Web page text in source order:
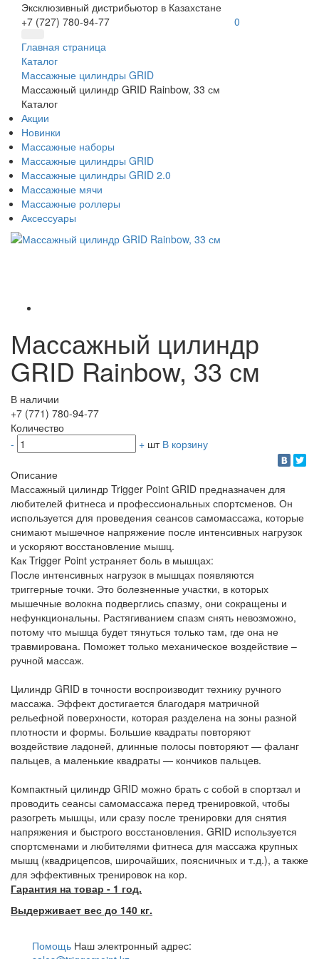
Эксклюзивный дистрибьютор в Казахстане
+7 (727) 780-94-77
0
Главная страница
Каталог
Массажные цилиндры GRID
Массажный цилиндр GRID Rainbow, 33 см
Каталог
Акции
Новинки
Массажные наборы
Массажные цилиндры GRID
Массажные цилиндры GRID 2.0
Массажные мячи
Массажные роллеры
Аксессуары
Массажный цилиндр
GRID Rainbow, 33 см
В наличии
+7 (771) 780-94-77
Количество
-
+ шт В корзину
Описание
Массажный цилиндр Trigger Point GRID предназначен для
любителей фитнеса и профессиональных спортсменов. Он
используется для проведения сеансов самомассажа, которые
снимают мышечное напряжение после интенсивных нагрузок
и ускоряют восстановление мышц.
Как Trigger Point устраняет боль в мышцах:
После интенсивных нагрузок в мышцах появляются
триггерные точки. Это болезненные участки, в которых
мышечные волокна подверглись спазму, они сокращены и
нефункциональны. Растягиванием спазм снять невозможно,
потому что мышца будет тянуться только там, где она не
травмирована. Поможет только механическое воздействие –
ручной массаж.
Цилиндр GRID в точности воспроизводит технику ручного
массажа. Эффект достигается благодаря матричной
рельефной поверхности, которая разделена на зоны разной
плотности и формы. Большие квадраты повторяют
воздействие ладоней, длинные полосы повторяют — фаланг
пальцев, а маленькие квадраты — кончиков пальцев.
Компактный цилиндр GRID можно брать с собой в спортзал и
проводить сеансы самомассажа перед тренировкой, чтобы
разогреть мышцы, или сразу после тренировки для снятия
напряжения и быстрого восстановления. GRID используется
спортсменами и любителями фитнеса для массажа крупных
мышц (квадрицепсов, широчайших, поясничных и т.д.), а также
для эффективных тренировок на кор.
Гарантия на товар - 1 год.
Выдерживает вес до 140 кг.
Помощь Наш электронный адрес: